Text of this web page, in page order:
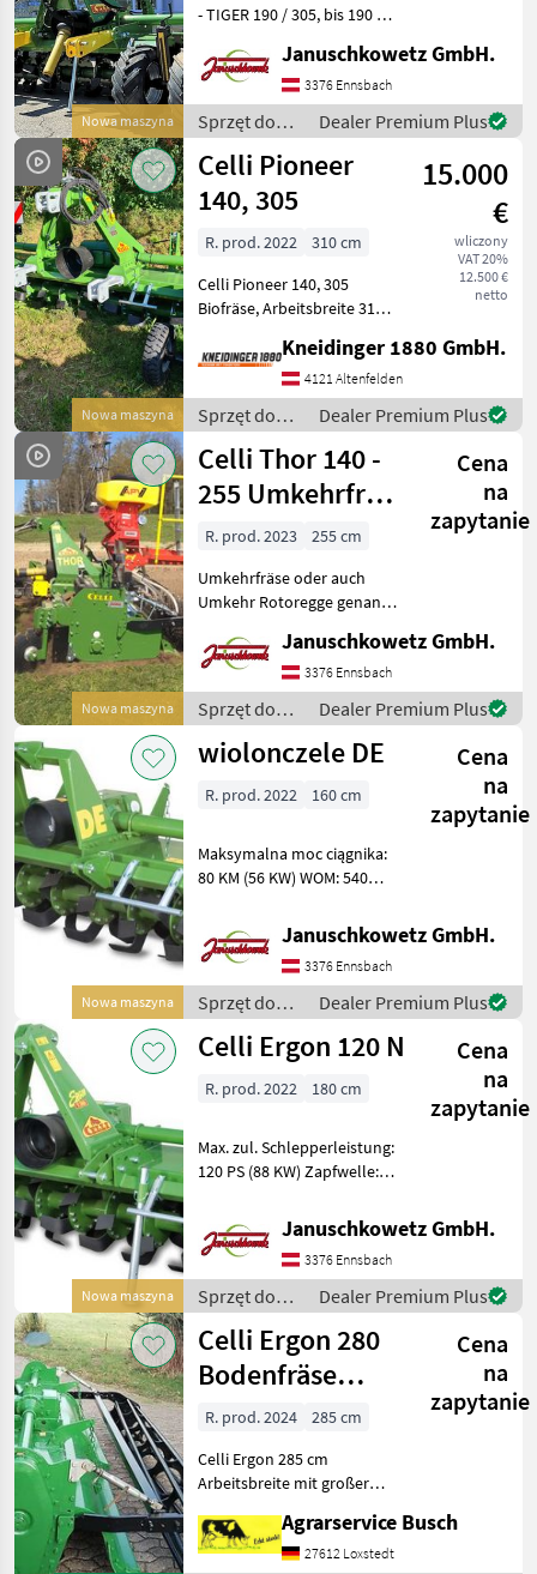
Nowa maszyna
- TIGER 190 / 305, bis 190 PS
310 cm, (Außenbreite der
Maschine 330 cm) - max. 190
PS Schlepperleistung
Januschkowetz GmbH.
3376 Ennsbach
Sprzęt do
uprawy roli /
Celli
Dealer Premium Plus
Nowa maszyna
Celli Pioneer
140, 305
15.000
€
wliczony
VAT 20%
12.500 €
netto
R. prod. 2022
310 cm
Celli Pioneer 140, 305
Biofräse, Arbeitsbreite 310
330 cm) (BJ.2023) - max. 140
PS Schlepperleistung, -
Schnelläufergetriebe
Zapfwelleng
Kneidinger 1880 GmbH.
4121 Altenfelden
Sprzęt do
uprawy roli /
Celli
Dealer Premium Plus
Nowa maszyna
Celli Thor 140 -
255 Umkehrfräse
+ APV MDP 100
Cena
na
zapytanie
R. prod. 2023
255 cm
Umkehrfräse oder auch
Umkehr Rotoregge genannt
Kleinsamenstreuer und
Nachlaufwalze zur
Engerlingbekämpfung oder
Grünlanderneuerung !
Diese Maschi
Januschkowetz GmbH.
3376 Ennsbach
Sprzęt do
uprawy roli /
Celli
Dealer Premium Plus
Nowa maszyna
wiolonczele DE
Cena
na
zapytanie
R. prod. 2022 160 cm
Maksymalna moc ciągnika:
80 KM (56 KW) WOM: 540
skrzynią biegów Liczba
zębów: 19-16 = 176 obr./min
18-17 = 197 obr./min Liczba
zębów: 17-18 = 2
Januschkowetz GmbH.
3376 Ennsbach
Sprzęt do
uprawy roli /
Celli
Dealer Premium Plus
Nowa maszyna
Celli Ergon 120 N
Cena
na
zapytanie
R. prod. 2022 180 cm
Max. zul. Schlepperleistung:
120 PS (88 KW) Zapfwelle:
Getriebe (bis Mod. 180) Nr.
Zähne: 16-19 = 218 U/min;
15-20 = 245 U/min 20-15 =
138 U/
Januschkowetz GmbH.
3376 Ennsbach
Sprzęt do
uprawy roli /
Celli
Dealer Premium Plus
Celli Ergon 280
Bodenfräse
Keine Maschio
285 cm
Cena
na
zapytanie
R. prod. 2024
285 cm
Celli Ergon 285 cm
Arbeitsbreite mit großer
Typenschild 2014 !!!!!!Bitte
gesamtenText sorgfältig
Agrarservice Busch
27612 Loxstedt